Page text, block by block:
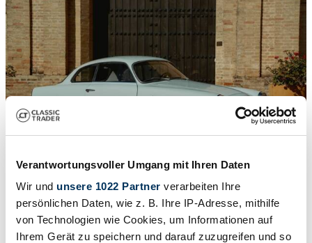
Verantwortungsvoller Umgang mit Ihren Daten
Wir und unsere 1022 Partner verarbeiten Ihre
persönlichen Daten, wie z. B. Ihre IP-Adresse, mithilfe
von Technologien wie Cookies, um Informationen auf
Ihrem Gerät zu speichern und darauf zuzugreifen und so
/16
1962 | Alfa Romeo Giulia 1600 Sprint
Giulia Sprint 1962 entièrement restaurée